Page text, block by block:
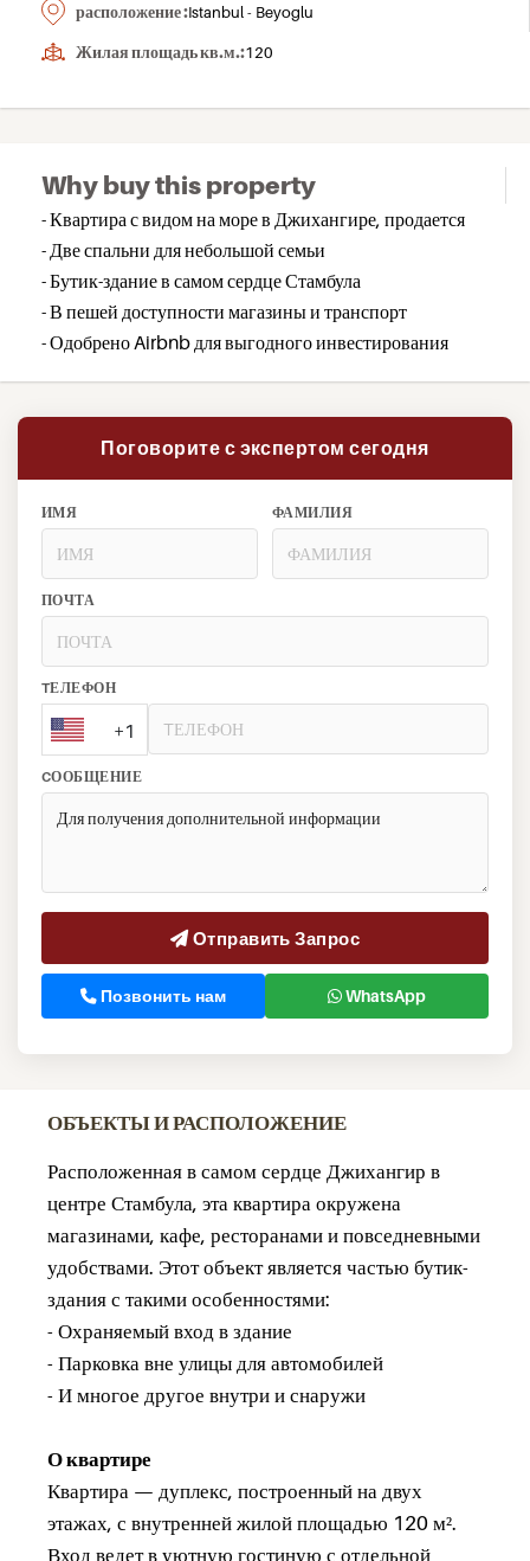
расположение :Istanbul - Beyoglu
Жилая площадь кв.м.:120
Why buy this property
- Квартира с видом на море в Джихангире, продается
- Две спальни для небольшой семьи
- Бутик-здание в самом сердце Стамбула
- В пешей доступности магазины и транспорт
- Одобрено Airbnb для выгодного инвестирования
Поговорите с экспертом сегодня
ИМЯ ФАМИЛИЯ
ПОЧТА
TЕЛЕФОН
+1
CООБЩЕНИЕ
Отправить Запрос
Позвонить нам WhatsApp
ОБЪЕКТЫ И РАСПОЛОЖЕНИЕ
Расположенная в самом сердце Джихангир в
центре Стамбула, эта квартира окружена
магазинами, кафе, ресторанами и повседневными
удобствами. Этот объект является частью бутик-
здания с такими особенностями:
- Охраняемый вход в здание
- Парковка вне улицы для автомобилей
- И многое другое внутри и снаружи
О квартире
Квартира — дуплекс, построенный на двух
этажах, с внутренней жилой площадью 120 м².
Вход ведет в уютную гостиную с отдельной